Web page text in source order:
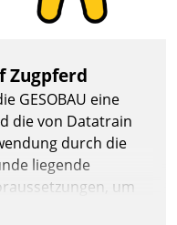
Zugpferd
GESOBAU eine
die von Datatrain
durch die
liegende
um
und weitere